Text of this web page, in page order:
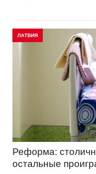
ЛАТВИЯ
Реформа:
остальные